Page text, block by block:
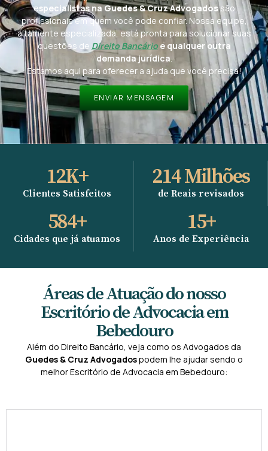
especialistas naGuedes & Cruz Advogadossão
profissionais em quem você pode confiar. Nossa equipe,
altamente especializada, está pronta para solucionar suas
questões de Direito Bancárioe qualquer outra
demanda jurídica
Estamos aqui para oferecer a ajuda que você precisa!
ENVIAR MENSAGEM
Clientes Satisfeitos
12K+
de Reais revisados
214 Milhões
Cidades que já atuamos
584+
Anos de Experiência
15+
Áreas de Atuação do nosso
Escritório de Advocacia em
Bebedouro
Além do Direito Bancário, veja como os Advogados da
Guedes & Cruz Advogadospodem lhe ajudar sendo o
melhor Escritório de Advocacia em Bebedouro: